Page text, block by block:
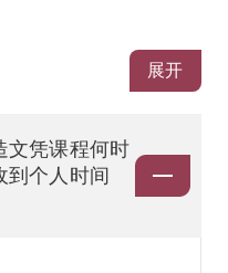
展开
文凭课程何时
到个人时间